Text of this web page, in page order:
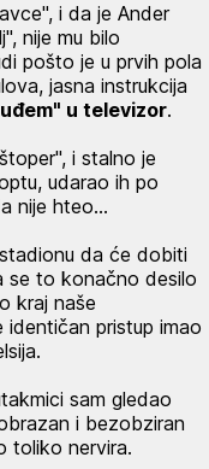
i da je Ander
nije mu bilo
pošto je u prvih pola
jasna instrukcija
u televizor.
i stalno je
udarao ih po
nije hteo…
da će dobiti
se to konačno desilo
kraj naše
pristup imao
sam gledao
i bezobziran
toliko nervira.